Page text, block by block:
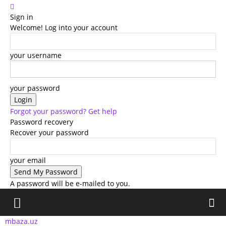
Sign in
Welcome! Log into your account
your username
your password
Forgot your password? Get help
Password recovery
Recover your password
your email
A password will be e-mailed to you.
mbaza.uz